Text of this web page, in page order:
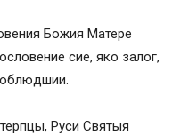
Божия Матере
сие, яко залог,
Руси Святыя